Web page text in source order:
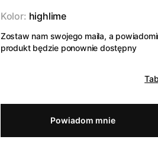
Kolor: highlime
Zostaw nam swojego maila, a
produkt będzie ponownie dostępny
Powiadom mnie